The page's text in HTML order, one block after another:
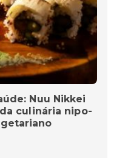
Nuu Nikkei
culinária nipo-